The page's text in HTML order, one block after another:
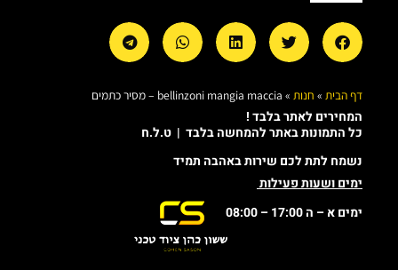
דף הבית » חנות » bellinzoni mangia maccia – מסיר כתמים
המחירים לאתר בלבד !
כל התמונות באתר להמחשה בלבד | ט.ל.ח
נשמח לתת לכם שירות באהבה תמיד
ימים ושעות פעילות
ימים א – ה 17:00 – 08:00